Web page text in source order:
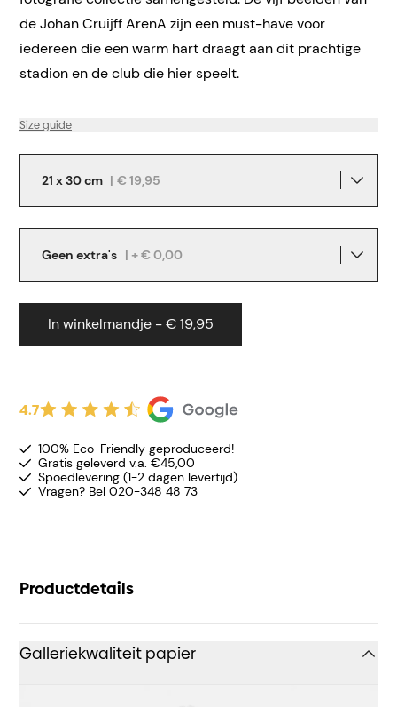
de Johan Cruijff ArenA zijn een must-have voor
iedereen die een warm hart draagt aan dit prachtige
stadion en de club die hier speelt.
Size guide
21 x 30 cm | € 19,95
Geen extra's | + € 0,00
In winkelmandje - € 19,95
4.7
100% Eco-Friendly geproduceerd!
Gratis geleverd v.a. €45,00
Spoedlevering (1-2 dagen levertijd)
Vragen? Bel 020-348 48 73
Productdetails
Galleriekwaliteit papier